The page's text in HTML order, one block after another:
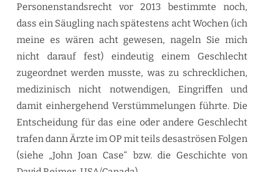
Personenstandsrecht vor 2013 bestimmte noch,
dass ein Säugling nach spätestens acht Wochen (ich
meine es wären acht gewesen, nageln Sie mich
nicht darauf fest) eindeutig einem Geschlecht
zugeordnet werden musste, was zu schrecklichen,
medizinisch nicht notwendigen, Eingriffen und
damit einhergehend Verstümmelungen führte. Die
Entscheidung für das eine oder andere Geschlecht
trafen dann Ärzte im OP mit teils desaströsen Folgen
(siehe „John Joan Case“ bzw. die Geschichte von